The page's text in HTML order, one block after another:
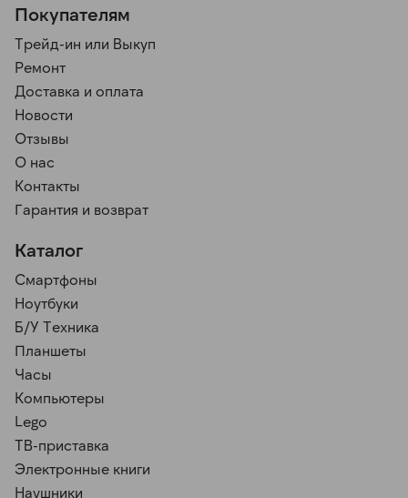
Покупателям
Трейд-ин или Выкуп
Ремонт
Доставка и оплата
Новости
Отзывы
О нас
Контакты
Гарантия и возврат
Каталог
Смартфоны
Ноутбуки
Б/У Техника
Планшеты
Часы
Компьютеры
Lego
ТВ-приставка
Электронные книги
Наушники